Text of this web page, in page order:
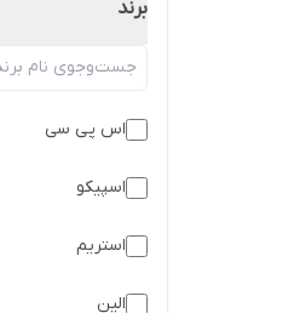
برند
اس پی سی
اسپیکو
استریم
الین